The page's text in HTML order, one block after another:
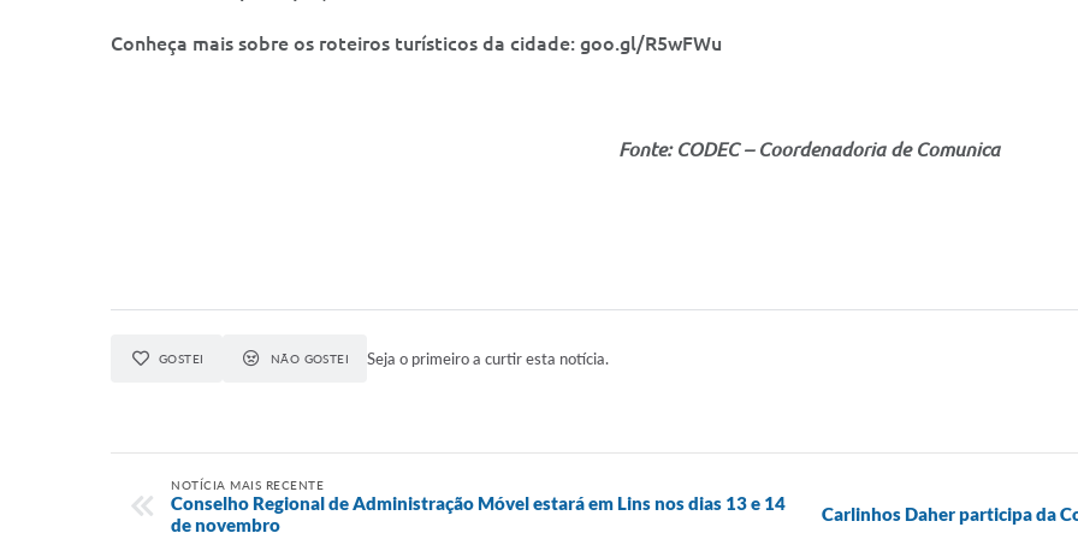
Conheça mais sobre os roteiros turísticos da cidade: goo.gl/R5wFWu
Fonte: CODEC – Coordenadoria de Comunica
GOSTEI NÃO GOSTEI Seja o primeiro a curtir esta notícia.
NOTÍCIA MAIS RECENTE
Conselho Regional de Administração Móvel estará em Lins nos dias 13 e 14
de novembro
Carlinhos Daher participa da